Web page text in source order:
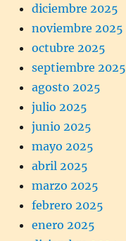
diciembre 2025
noviembre 2025
octubre 2025
septiembre 2025
agosto 2025
julio 2025
junio 2025
mayo 2025
abril 2025
marzo 2025
febrero 2025
enero 2025